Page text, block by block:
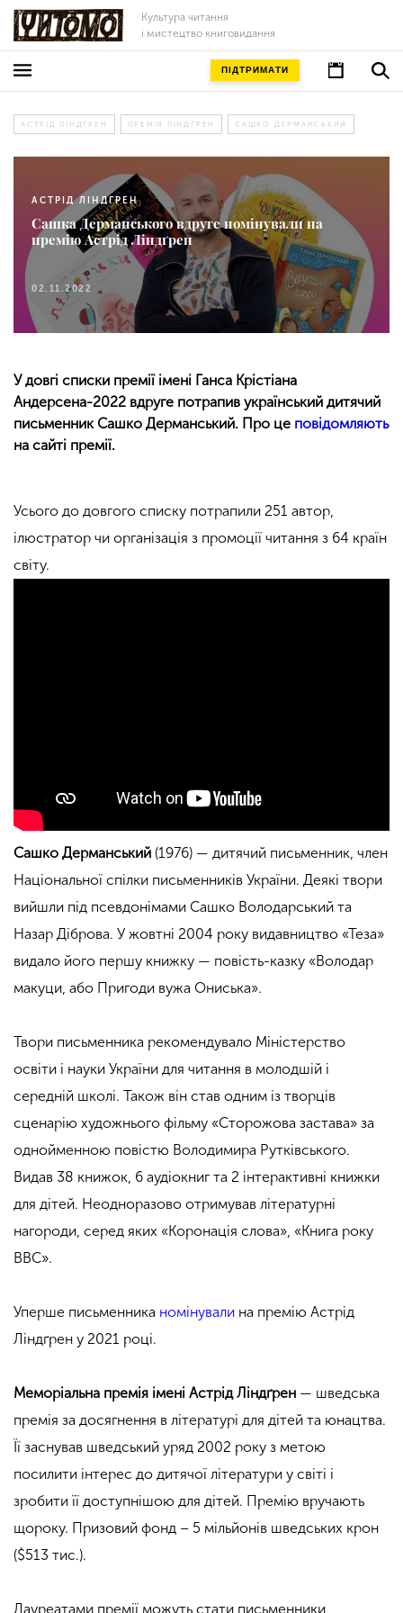
Культура читання
і мистецтво книговидання
ПІДТРИМАТИ
АСТРІД ЛІНДГРЕН ПРЕМІЯ ЛІНДҐРЕН САШКО ДЕРМАНСЬКИЙ
АСТРІД ЛІНДГРЕН
Сашка Дерманського вдруге номінували на
премію Астрід Ліндґрен
02.11.2022
У довгі списки премії імені Ганса Крістіана
Андерсена-2022 вдруге потрапив український дитячий
письменник Сашко Дерманський. Про це повідомляють
на сайті премії.
Усього до довгого списку потрапили 251 автор,
ілюстратор чи організація з промоції читання з 64 країн
світу.
Сашко Дерманський (1976) — дитячий письменник, член
Національної спілки письменників України. Деякі твори
вийшли під псевдонімами Сашко Володарський та
Назар Діброва. У жовтні 2004 року видавництво «Теза»
видало його першу книжку — повість-казку «Володар
макуци, або Пригоди вужа Ониська».
Твори письменника рекомендувало Міністерство
освіти і науки України для читання в молодшій і
середній школі. Також він став одним із творців
сценарію художнього фільму «Сторожова застава» за
однойменною повістю Володимира Рутківського.
Видав 38 книжок, 6 аудіокниг та 2 інтерактивні книжки
для дітей. Неодноразово отримував літературні
нагороди, серед яких «Коронація слова», «Книга року
ВВС».
Уперше письменника номінували на премію Астрід
Ліндґрен у 2021 році.
Меморіальна премія імені Астрід Ліндґрен — шведська
премія за досягнення в літературі для дітей та юнацтва.
Її заснував шведський уряд 2002 року з метою
посилити інтерес до дитячої літератури у світі і
зробити її доступнішою для дітей. Премію вручають
щороку. Призовий фонд – 5 мільйонів шведських крон
($513 тис.).
Лауреатами премії можуть стати письменники,